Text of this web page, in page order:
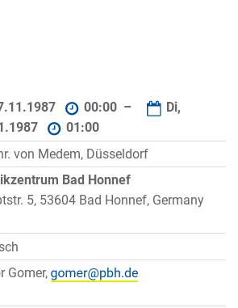
00:00 –
Di,
01:00
von Medem, Düsseldorf
Bad Honnef
5, 53604 Bad Honnef, Germany
Gomer,